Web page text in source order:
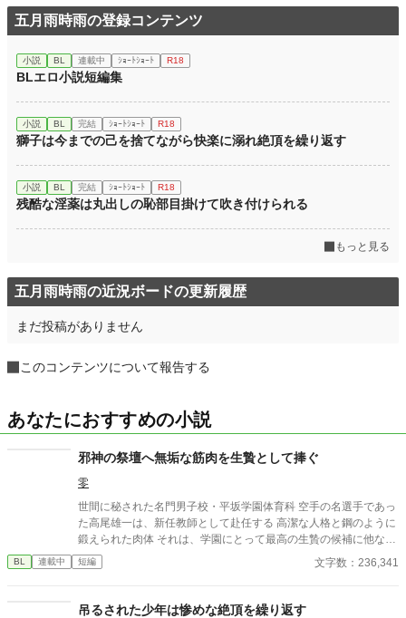
五月雨時雨の登録コンテンツ
小説 BL 連載中 ｼｮｰﾄｼｮｰﾄ R18
BLエロ小説短編集
小説 BL 完結 ｼｮｰﾄｼｮｰﾄ R18
獅子は今までの己を捨てながら快楽に溺れ絶頂を繰り返す
小説 BL 完結 ｼｮｰﾄｼｮｰﾄ R18
残酷な淫薬は丸出しの恥部目掛けて吹き付けられる
もっと見る
五月雨時雨の近況ボードの更新履歴
まだ投稿がありません
このコンテンツについて報告する
あなたにおすすめの小説
邪神の祭壇へ無垢な筋肉を生贄として捧ぐ
零
世間に秘された名門男子校・平坂学園体育科 空手の名選手であっ
た高尾雄一は、新任教師として赴任する 高潔な人格と鋼のように
鍛えられた肉体 それは、学園にとって最高の生贄の候補に他なら
なかった 至高の筋肉を持つ、精神を削られ意志をなくした青年を
太古の神に捧げるため、“水”、“風”、“土”の信奉者達が暗躍する 意
校で繰り広げられるダークファンタジー
BL 連載中 短編 文字数：236,341
吊るされた少年は惨めな絶頂を繰り返す